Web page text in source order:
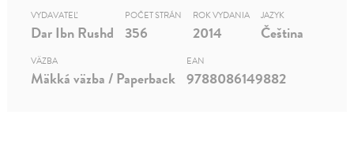
VYDAVATEĽ
Dar Ibn Rushd
POČET STRÁN
356
ROK VYDANIA
2014
JAZYK
Čeština
VÄZBA
Mäkká väzba / Paperback
EAN
9788086149882